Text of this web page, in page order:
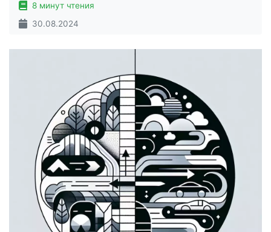
8 минут чтения
30.08.2024